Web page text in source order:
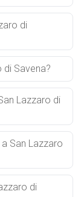
di
di Savena?
Lazzaro di
San Lazzaro
di